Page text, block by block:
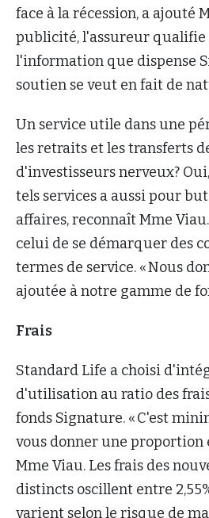
face à la récession, a ajouté
publicité, l'assureur
l'information que dispense
soutien se veut en fait de
Un service utile dans une
les retraits et les transferts
d'investisseurs nerveux?
tels services a aussi pour
affaires, reconnaît Mme
celui de se démarquer des
termes de service. « Nous
ajoutée à notre gamme de
Frais
Standard Life a choisi
d'utilisation au ratio des
fonds Signature. « C'est
vous donner une proportion
Mme Viau. Les frais des
distincts oscillent entre
varient selon le risque de